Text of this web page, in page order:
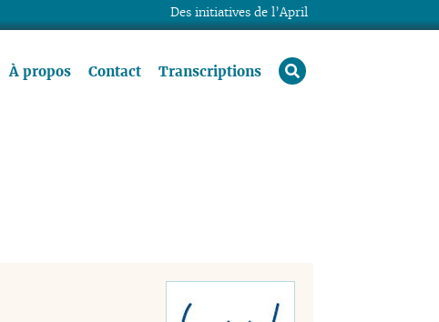
À propos Contact Transcriptions rechercher
Des initiatives de l’April